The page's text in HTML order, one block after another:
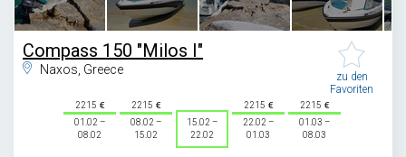
Compass 150 "Milos I"
Naxos, Greece
zu den
Favoriten
2215
01.02 –
08.02
2215
08.02 –
15.02
15.02 –
22.02
2215
22.02 –
01.03
2215
01.03 –
08.03